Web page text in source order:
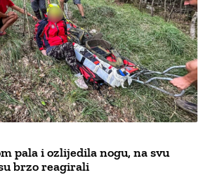
pala i ozlijedila nogu, na svu
brzo reagirali